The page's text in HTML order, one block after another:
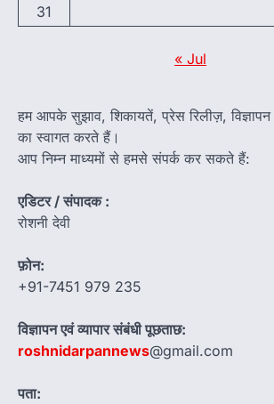
31
« Jul
हम आपके सुझाव, शिकायतें, प्रेस रिलीज़, विज्ञापन
का स्वागत करते हैं।
आप निम्न माध्यमों से हमसे संपर्क कर सकते हैं:
एडिटर / संपादक :
रोशनी देवी
फ़ोन:
+91-7451 979 235
विज्ञापन एवं व्यापार संबंधी पूछताछ:
roshnidarpannews@gmail.com
पता: